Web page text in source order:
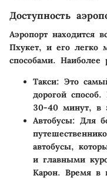
Доступность
Аэропорт находится
Пхукет, и его легко
способами. Наиболее
Такси: Это
дорогой способ.
30-40 минут, в
Автобусы: Для
автобусы,
и главными
Карон. Время в